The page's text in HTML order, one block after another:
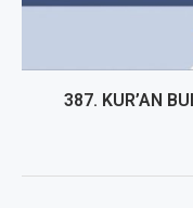
387. KUR’AN